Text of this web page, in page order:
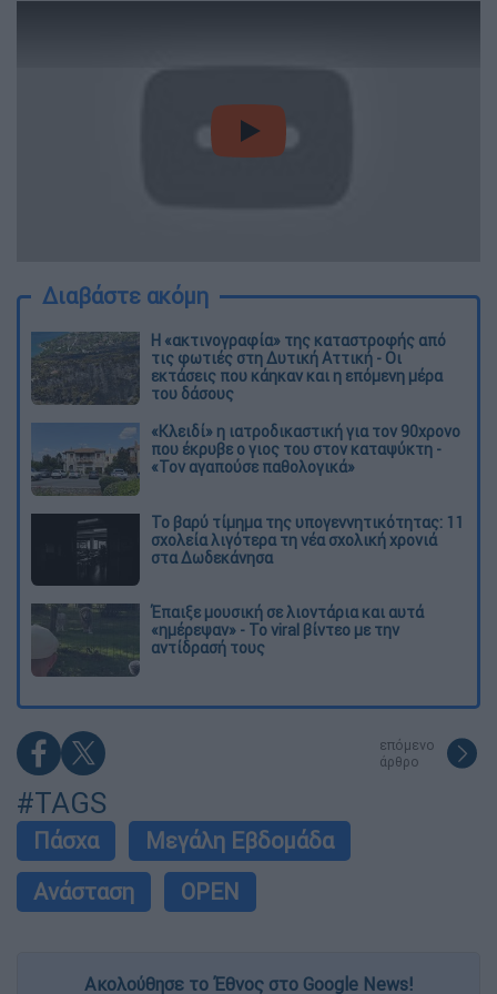
video
Διαβάστε ακόμη
Η «ακτινογραφία» της καταστροφής από
τις φωτιές στη Δυτική Αττική - Οι
εκτάσεις που κάηκαν και η επόμενη μέρα
του δάσους
«Κλειδί» η ιατροδικαστική για τον 90χρονο
που έκρυβε ο γιος του στον καταψύκτη -
«Τον αγαπούσε παθολογικά»
Το βαρύ τίμημα της υπογεννητικότητας: 11
σχολεία λιγότερα τη νέα σχολική χρονιά
στα Δωδεκάνησα
Έπαιξε μουσική σε λιοντάρια και αυτά
«ημέρεψαν» - Το viral βίντεο με την
αντίδρασή τους
επόμενο
άρθρο
#TAGS
Πάσχα
Μεγάλη Εβδομάδα
Ανάσταση
OPEN
Ακολούθησε το Έθνος στο Google News!